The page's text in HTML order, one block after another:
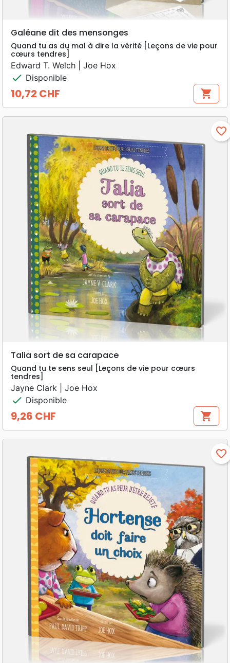
Galéane dit des mensonges
Quand tu as du mal à dire la vérité [Leçons de vie pour
cœurs tendres]
Edward T. Welch | Joe Hox
check Disponible
Prix
10,72 CHF shopping_cart
favorite_border
Talia sort de sa carapace
Quand tu te sens seul [Leçons de vie pour cœurs
tendres]
Jayne Clark | Joe Hox
check Disponible
Prix
9,26 CHF shopping_cart
favorite_border